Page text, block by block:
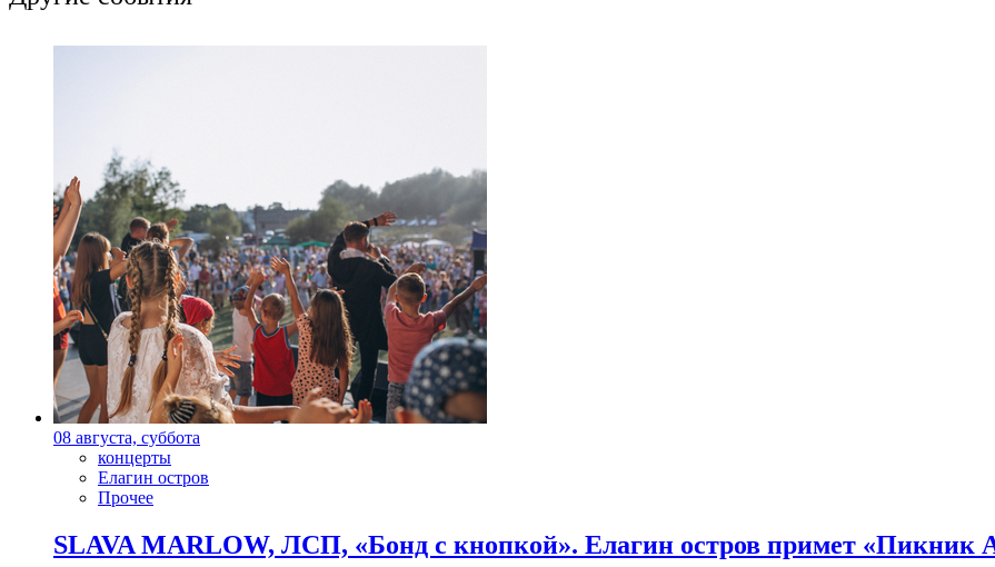
08 августа, суббота
концерты
Елагин остров
Прочее
SLAVA MARLOW, ЛСП, «Бонд с кнопкой». Елагин остров примет «Пикник